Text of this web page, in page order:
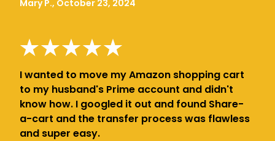
Mary P., October 23, 2024
I wanted to move my Amazon shopping cart
to my husband's Prime account and didn't
know how. I googled it out and found Share-
a-cart and the transfer process was flawless
and super easy.